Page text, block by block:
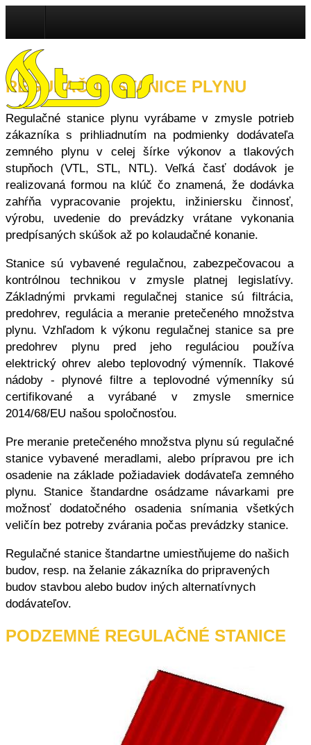
REGULAČNÉ STANICE PLYNU
REGULAČNÉ STANICE PLYNU
Regulačné stanice plynu vyrábame v zmysle potrieb
zákazníka s prihliadnutím na podmienky dodávateľa
zemného plynu v celej šírke výkonov a tlakových
stupňoch (VTL, STL, NTL). Veľká časť dodávok je
realizovaná formou na klúč čo znamená, že dodávka
zahŕňa vypracovanie projektu, inžiniersku činnosť,
výrobu, uvedenie do prevádzky vrátane vykonania
predpísaných skúšok až po kolaudačné konanie.
Stanice sú vybavené regulačnou, zabezpečovacou a
kontrólnou technikou v zmysle platnej legislatívy.
Základnými prvkami regulačnej stanice sú filtrácia,
predohrev, regulácia a meranie pretečeného množstva
plynu. Vzhľadom k výkonu regulačnej stanice sa pre
predohrev plynu pred jeho reguláciou používa
elektrický ohrev alebo teplovodný výmenník. Tlakové
nádoby - plynové filtre a teplovodné výmenníky sú
certifikované a vyrábané v zmysle smernice
2014/68/EU našou spoločnosťou.
Pre meranie pretečeného množstva plynu sú regulačné
stanice vybavené meradlami, alebo prípravou pre ich
osadenie na základe požiadaviek dodávateľa zemného
plynu. Stanice štandardne osádzame návarkami pre
možnosť dodatočného osadenia snímania všetkých
veličín bez potreby zvárania počas prevádzky stanice.
Regulačné stanice štandartne umiestňujeme do našich
budov, resp. na želanie zákazníka do pripravených
budov stavbou alebo budov iných alternatívnych
dodávateľov.
PODZEMNÉ REGULAČNÉ STANICE